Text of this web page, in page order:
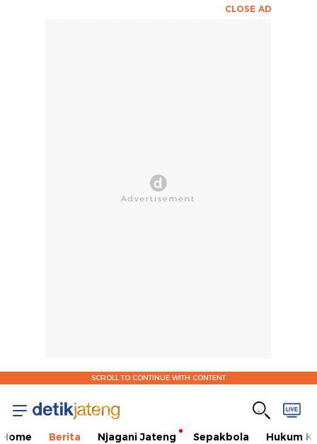
CLOSE AD
SCROLL TO CONTINUE WITH CONTENT
Home Berita Njagani Jateng Sepakbola
Hukum